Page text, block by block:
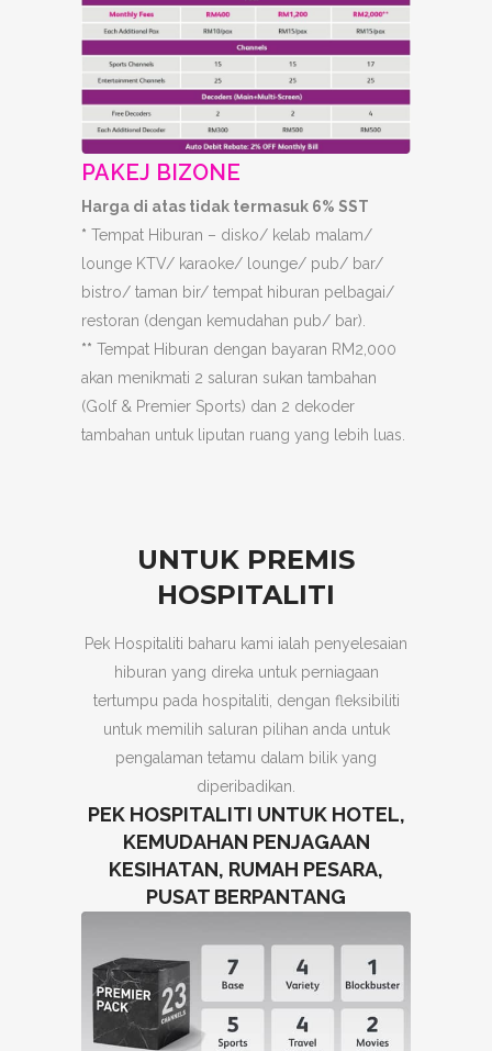
PAKEJ BIZONE
Harga di atas tidak termasuk 6% SST
* Tempat Hiburan – disko/ kelab malam/
lounge KTV/ karaoke/ lounge/ pub/ bar/
bistro/ taman bir/ tempat hiburan pelbagai/
restoran (dengan kemudahan pub/ bar).
** Tempat Hiburan dengan bayaran RM2,000
akan menikmati 2 saluran sukan tambahan
(Golf & Premier Sports) dan 2 dekoder
tambahan untuk liputan ruang yang lebih luas.
UNTUK PREMIS
HOSPITALITI
Pek Hospitaliti baharu kami ialah penyelesaian
hiburan yang direka untuk perniagaan
tertumpu pada hospitaliti, dengan fleksibiliti
untuk memilih saluran pilihan anda untuk
pengalaman tetamu dalam bilik yang
diperibadikan.
PEK HOSPITALITI UNTUK HOTEL,
KEMUDAHAN PENJAGAAN
KESIHATAN, RUMAH PESARA,
PUSAT BERPANTANG